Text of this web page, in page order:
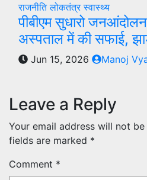
राजनीतिलोकतंत्रस्वास्थ्य
पीबीएम सुधारो
अस्पताल में की सफाई,
Jun 15, 2026 Manoj
Leave a Reply
Your email address will not be
fields are marked *
Comment *